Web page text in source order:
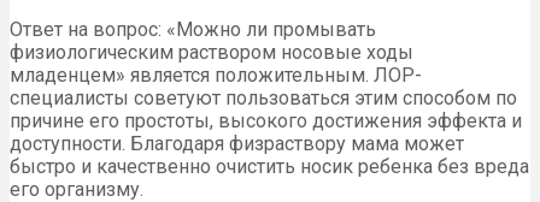
Ответ на вопрос: «Можно ли промывать
физиологическим раствором носовые ходы
младенцем» является положительным. ЛОР-
специалисты советуют пользоваться этим способом по
причине его простоты, высокого достижения эффекта и
доступности. Благодаря физраствору мама может
быстро и качественно очистить носик ребенка без вреда
его организму.